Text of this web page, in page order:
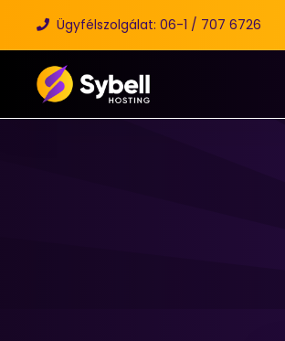
Ügyfélszolgálat: 06-1 / 707 6726